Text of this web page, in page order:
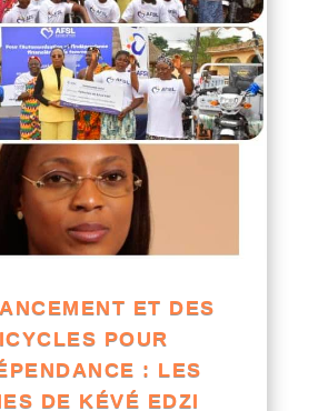
ET DES
POUR
: LES
DE KÉVÉ EDZI